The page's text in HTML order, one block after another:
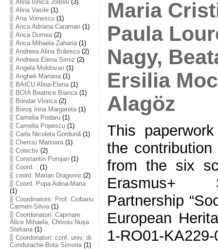
Alina Ionica Joițoiu(3)
Alina Vasile(1)
Ana Voinescu(1)
Anca Adriana Caraman(1)
Anca Dumea(2)
Anca Mihaela Zaharia(1)
Andreea Alina Brăescu(2)
Andreea Elena Simiz (2)
Angela Moldovan(1)
Angheli Mariana(1)
BAICU Alina-Elena(1)
BOIA Beatrice Bianca(1)
Bondar Viorica(2)
Boroş Irina Margareta(1)
Camelia Podaru(1)
Camelia Popescu(1)
Carla Nicoleta Gordună(1)
Cherciu Marioara(1)
Colectiv(2)
Constantin Porojan(1)
Coord. : (1)
coord. Marian Dragomir(2)
Coord. Popa Adina-Maria
(1)
Coordinators: Prof. Ciobanu
Carmen-Silvia(1)
Coordonatori: Capmare
Alice Mihaela, Chivoiu Nușa
Steliana(1)
Coordonatori: conf. univ. dr.
Condurache-Bota Simona(1)
Maria
Paula
Nagy,
Ersilia
Alagöz
This
the
from the six
Erasmus+
Partnership
European
1-RO01-